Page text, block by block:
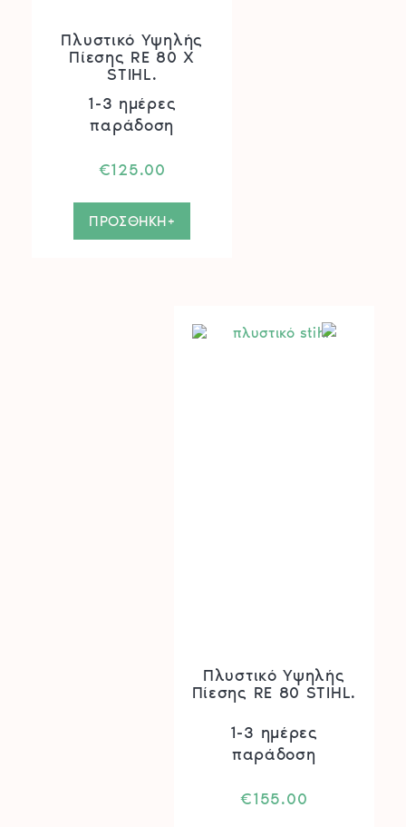
Πλυστικό Υψηλής
Πίεσης RE 80 X
STIHL.
1-3 ημέρες
παράδοση
€125.00
ΠΡΟΣΘΗΚΗ+
Πλυστικό Υψηλής
Πίεσης RE 80 STIHL.
1-3 ημέρες
παράδοση
€155.00